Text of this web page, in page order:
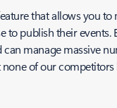
that allows you
to publish their
manage massive
of our